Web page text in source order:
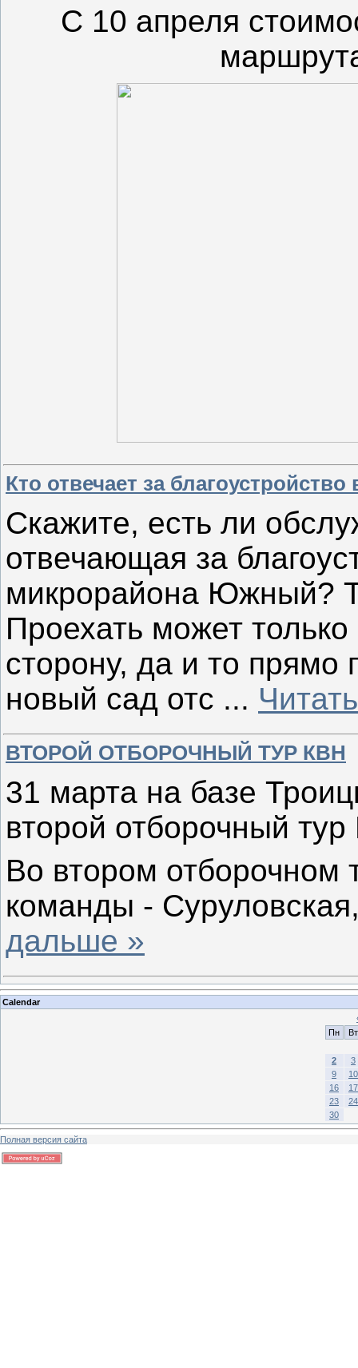
С 10 апреля
Кто отвечает за
Скажите, есть ли
отвечающая за
микрорайона Южный?
Проехать может
сторону, да и то прямо
новый сад отс ...
ВТОРОЙ ОТБОРОЧНЫЙ ТУР КВН
31 марта на базе
второй отборочный
Во втором отборочном
команды -
дальше »
Calendar
Пн
Вт
2
3
9
10
16
17
23
24
30
Полная версия сайта